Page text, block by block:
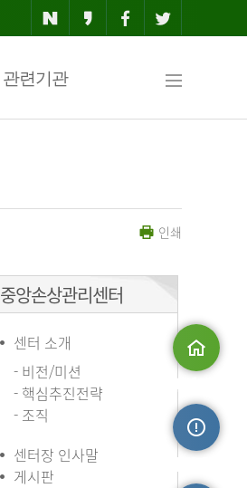
관련기관
맵
인쇄
중앙손상관리센터
센터 소개
- 비전/미션
- 핵심추진전략
- 조직
센터장 인사말
게시판
메인으로